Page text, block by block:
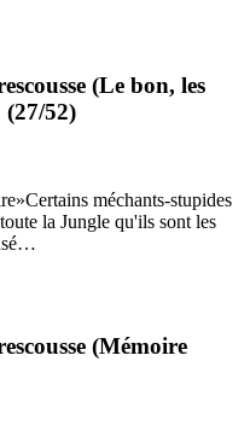
(Le bon, les
(27/52)
méchants-stupides
la Jungle qu'ils sont les
…
(Mémoire